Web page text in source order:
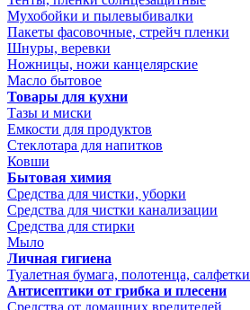
Мухобойки и пылевыбивалки
Пакеты фасовочные, стрейч пленки
Шнуры, веревки
Ножницы, ножи канцелярские
Масло бытовое
Товары для кухни
Тазы и миски
Емкости для продуктов
Стеклотара для напитков
Ковши
Бытовая химия
Средства для чистки, уборки
Средства для чистки канализации
Средства для стирки
Мыло
Личная гигиена
Туалетная бумага, полотенца, салфетки
Антисептики от грибка и плесени
Средства от домашних вредителей